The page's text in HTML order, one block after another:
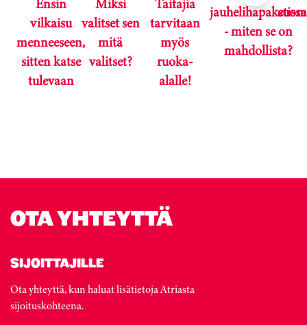
Ensin
vilkaisu
menneeseen,
sitten katse
tulevaan
Miksi
valitset sen
mitä
valitset?
Taitajia
tarvitaan
myös
ruoka-
alalle!
jauhelihapaketissa
- miten se on
mahdollista?
OTA YHTEYTTÄ
SIJOITTAJILLE
Ota yhteyttä, kun haluat lisätietoja Atriasta
sijoituskohteena.